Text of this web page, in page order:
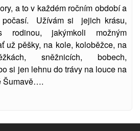
a to v každém ročním období a
počasí. Užívám si jejich krásu,
rodinou, jakýmkoli možným
už pěšky, na kole, koloběžce, na
sněžnicích, bobech,
si jen lehnu do trávy na louce na
Šumavě….